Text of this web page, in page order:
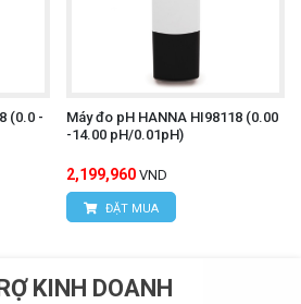
(0.0 -
Máy đo pH HANNA HI98118 (0.00
-14.00 pH/0.01pH)
2,199,960 VND
ĐẶT MUA
KINH DOANH